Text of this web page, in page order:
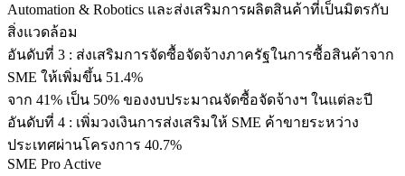
Automation & Robotics และส่งเสริมการผลิตสินค้าที่เป็นมิตรกับ
สิ่งแวดล้อม
อันดับที่ 3 : ส่งเสริมการจัดซื้อจัดจ้างภาครัฐในการซื้อสินค้าจาก
SME ให้เพิ่มขึ้น 51.4%
จาก 41% เป็น 50% ของงบประมาณจัดซื้อจัดจ้างฯ ในแต่ละปี
อันดับที่ 4 : เพิ่มวงเงินการส่งเสริมให้ SME ค้าขายระหว่าง
ประเทศผ่านโครงการ 40.7%
SME Pro Active